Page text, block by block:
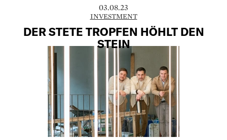
03.08.23
INVESTMENT
DER ­STETE TROPFEN HÖHLT DEN
STEIN